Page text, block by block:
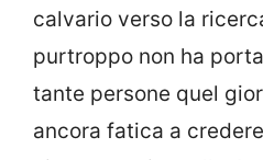
calvario verso la
purtroppo non ha
tante persone quel
ancora fatica a